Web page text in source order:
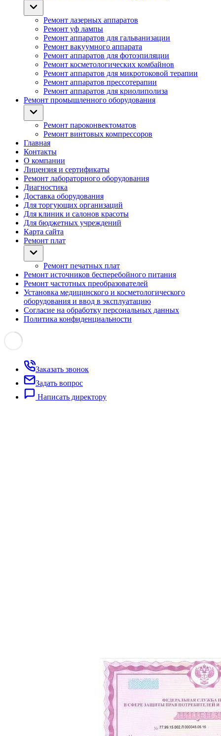
Ремонт лазерных аппаратов
Ремонт уф лампы
Ремонт аппаратов для гальванизации
Ремонт вакуумного аппарата
Ремонт аппаратов для фотоэпиляции
Ремонт косметологических комбайнов
Ремонт аппаратов для микротоковой терапии
Ремонт аппаратов прессотерапии
Ремонт аппаратов для криолиполиза
Ремонт промышленного оборудования
Ремонт пароконвектоматов
Ремонт винтовых компрессоров
Главная
Контакты
О компании
Лицензия и сертификаты
Ремонт лабораторного оборудования
Диагностика
Доставка оборудования
Для торгующих организаций
Для клиник и салонов красоты
Для бюджетных учреждений
Карта сайта
Ремонт плат
Ремонт печатных плат
Ремонт источников бесперебойного питания
Ремонт частотных преобразователей
Установка медицинского и косметологического
оборудования и ввод в эксплуатацию
Согласие на обработку персональных данных
Политика конфиденциальности
Заказать звонок
Задать вопрос
Написать директору